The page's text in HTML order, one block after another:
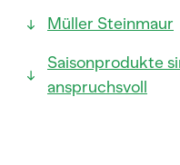
Müller Steinmaur
Saisonprodukte
anspruchsvoll